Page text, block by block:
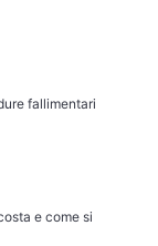
fallimentari
e come si